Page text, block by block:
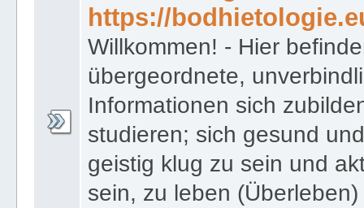
https://
Willkommen! - Hier
übergeordnete,
Informationen sich
studieren; sich gesund
geistig klug zu sein und
sein, zu leben